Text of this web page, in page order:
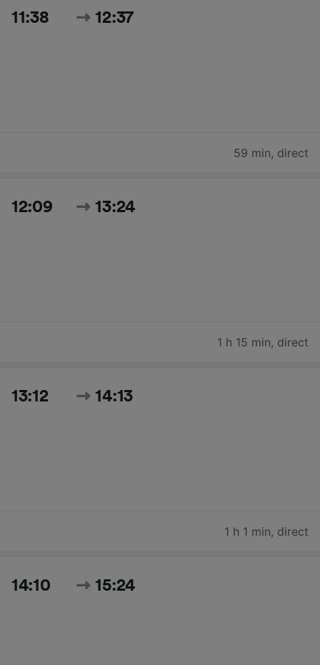
11:38 12:37
59 min, direct
12:09 13:24
1 h 15 min, direct
13:12 14:13
1 h 1 min, direct
14:10 15:24